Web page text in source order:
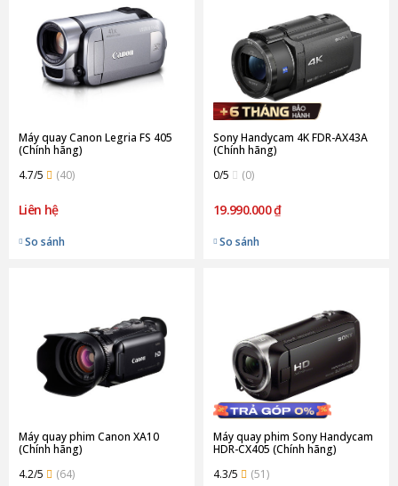
Máy quay Canon Legria FS 405
(Chính hãng)
4.7/5
(40)
Liên hệ
So sánh
Sony Handycam 4K FDR-AX43A
(Chính hãng)
0/5
(0)
19.990.000 ₫
So sánh
Máy quay phim Canon XA10
(Chính hãng)
4.2/5
(64)
Máy quay phim Sony Handycam
HDR-CX405 (Chính hãng)
4.3/5
(51)